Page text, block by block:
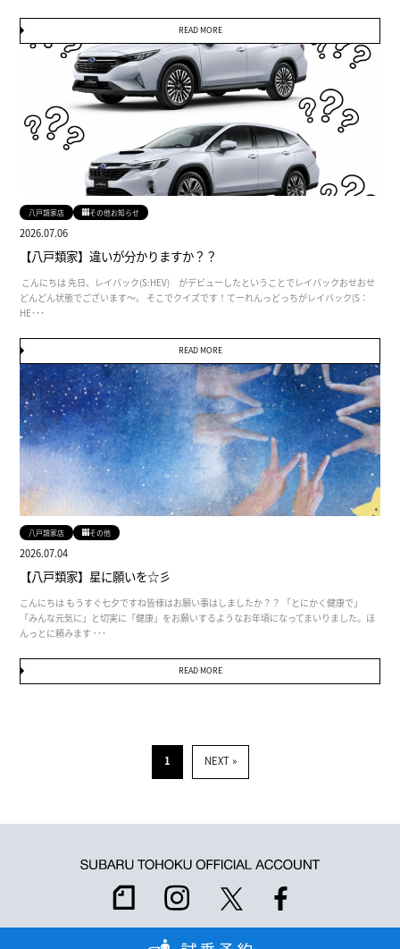
READ MORE
八戸類家店 その他お知らせ
2026.07.06
【八戸類家】違いが分かりますか？？
こんにちは 先日、レイバック(S:HEV) がデビューしたということでレイバックおせおせ
どんどん状態でございます～。 そこでクイズです！てーれんっどっちがレイバック(S：
HE･･･
READ MORE
八戸類家店 その他
2026.07.04
【八戸類家】星に願いを☆彡
こんにちは もうすぐ七夕ですね皆様はお願い事はしましたか？？ 「とにかく健康で」
「みんな元気に」と切実に「健康」をお願いするようなお年頃になってまいりました。ほ
んっとに頼みます ･･･
READ MORE
1 NEXT »
©2025 Subaru Tohoku All rights reserved.